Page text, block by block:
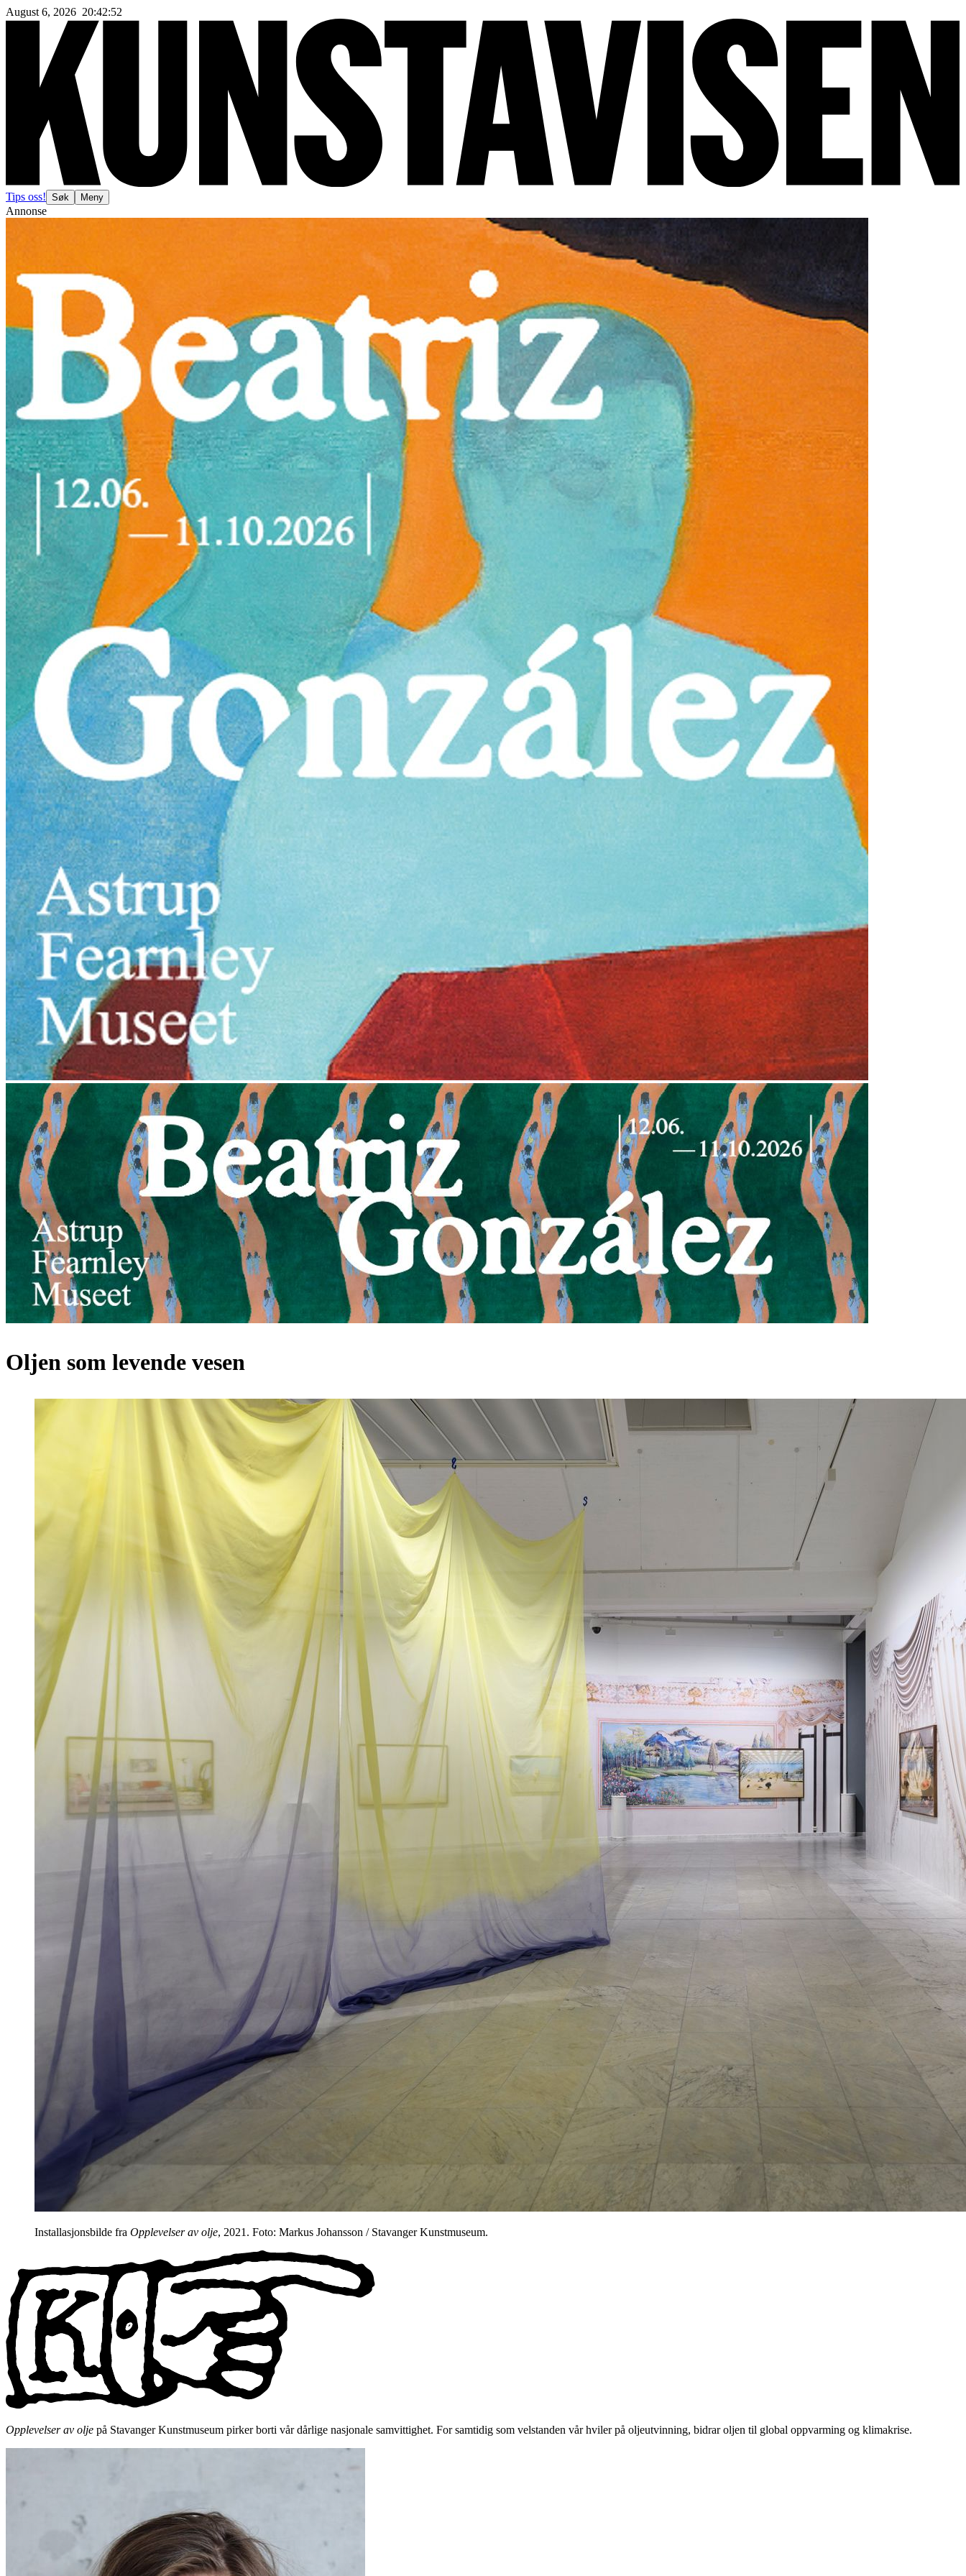
August 6, 2026 20:42:54
Tips oss! Søk Meny
Annonse
Oljen som levende vesen
Installasjonsbilde fra Opplevelser av olje, 2021. Foto: Markus Johansson / Stavanger Kunstmuseum.
Opplevelser av olje på Stavanger Kunstmuseum pirker borti vår dårlige nasjonale samvittighet. For samtidig som velstanden vår hviler på oljeutvinning, bidrar oljen til global oppvarming og klimakrise.